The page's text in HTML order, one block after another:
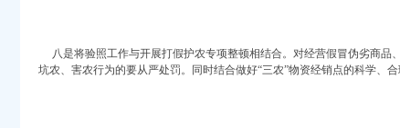
权）
视并获得充分肯定
竞赛优秀组织
编工作
监管
专用权专项整成效显著
璧山局调研
八是将验照工作与开展打假护农专项整顿相结合。对经营假冒伪劣商品
坑农、害农行为的要从严处罚。同时结合做好“三农”物资经销点的科学、合